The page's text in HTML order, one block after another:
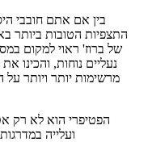
בין אם אתם חובבי
התצפיות הטובות ביותר
של ברוז' ראוי למקום
נעליים נוחות, והכינו
מרשימות יותר ויותר
הפטיפרי הוא לא רק
ועלייה